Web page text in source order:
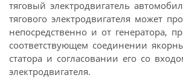
тяговый электродвигатель
тягового электродвигателя может
непосредственно и от генератора,
соответствующем соединении
статора и согласовании его со
электродвигателя.